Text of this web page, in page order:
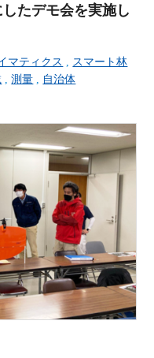
たデモ会を実施し
マティクス
スマート林
,測量 自治体